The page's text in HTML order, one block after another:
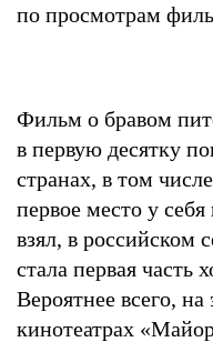
по просмотрам
Фильм о бравом
в первую десятку
странах, в том
первое место у
взял, в российском
стала первая часть
Вероятнее всего,
кинотеатрах